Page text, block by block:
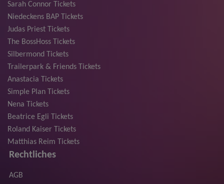
Sarah Connor Tickets
Niedeckens BAP Tickets
Judas Priest Tickets
The BossHoss Tickets
Silbermond Tickets
Trailerpark & Friends Tickets
Anastacia Tickets
Simple Plan Tickets
Nena Tickets
Beatrice Egli Tickets
Roland Kaiser Tickets
Matthias Reim Tickets
Rechtliches
AGB